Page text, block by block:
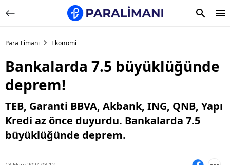
Para Limanı Ekonomi
Bankalarda 7.5 büyüklüğünde
deprem!
TEB, Garanti BBVA, Akbank, ING, QNB, Yapı
Kredi az önce duyurdu. Bankalarda 7.5
büyüklüğünde deprem.